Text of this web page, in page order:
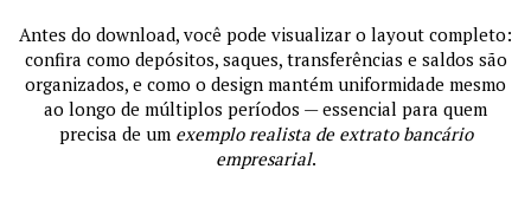
Antes do download, você pode visualizar o layout completo:
confira como depósitos, saques, transferências e saldos são
organizados, e como o design mantém uniformidade mesmo
ao longo de múltiplos períodos — essencial para quem
precisa de um exemplo realista de extrato bancário
empresarial.